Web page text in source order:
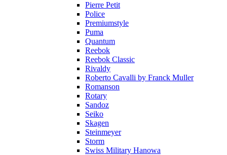
Pierre Petit
Police
Premiumstyle
Puma
Quantum
Reebok
Reebok Classic
Rivaldy
Roberto Cavalli by Franck Muller
Romanson
Rotary
Sandoz
Seiko
Skagen
Steinmeyer
Storm
Swiss Military Hanowa